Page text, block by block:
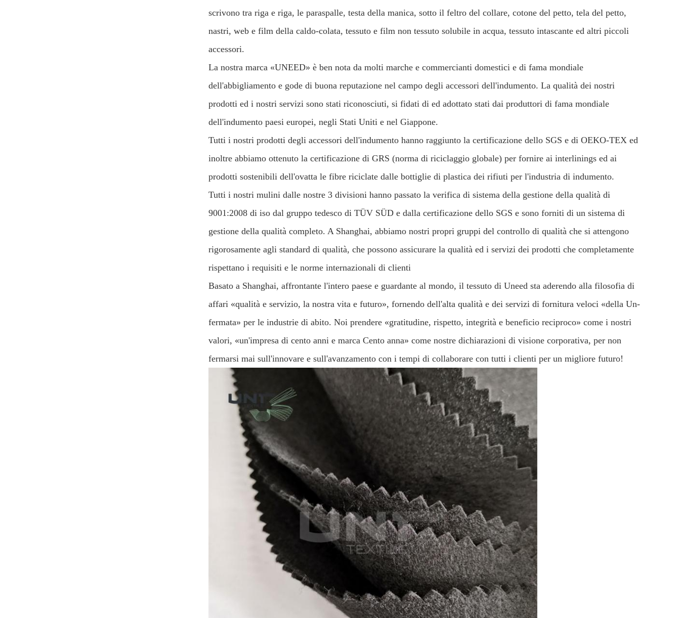
scrivono tra riga e riga, le paraspalle, testa della manica, sotto il feltro del collare, cotone del petto, tela del petto,
nastri, web e film della caldo-colata, tessuto e film non tessuto solubile in acqua, tessuto intascante ed altri piccoli
accessori.
La nostra marca «UNEED» è ben nota da molti marche e commercianti domestici e di fama mondiale
dell'abbigliamento e gode di buona reputazione nel campo degli accessori dell'indumento. La qualità dei nostri
prodotti ed i nostri servizi sono stati riconosciuti, si fidati di ed adottato stati dai produttori di fama mondiale
dell'indumento paesi europei, negli Stati Uniti e nel Giappone.
Tutti i nostri prodotti degli accessori dell'indumento hanno raggiunto la certificazione dello SGS e di OEKO-TEX ed
inoltre abbiamo ottenuto la certificazione di GRS (norma di riciclaggio globale) per fornire ai interlinings ed ai
prodotti sostenibili dell'ovatta le fibre riciclate dalle bottiglie di plastica dei rifiuti per l'industria di indumento.
Tutti i nostri mulini dalle nostre 3 divisioni hanno passato la verifica di sistema della gestione della qualità di
9001:2008 di iso dal gruppo tedesco di TÜV SÜD e dalla certificazione dello SGS e sono forniti di un sistema di
gestione della qualità completo. A Shanghai, abbiamo nostri propri gruppi del controllo di qualità che si attengono
rigorosamente agli standard di qualità, che possono assicurare la qualità ed i servizi dei prodotti che completamente
rispettano i requisiti e le norme internazionali di clienti
Basato a Shanghai, affrontante l'intero paese e guardante al mondo, il tessuto di Uneed sta aderendo alla filosofia di
affari «qualità e servizio, la nostra vita e futuro», fornendo dell'alta qualità e dei servizi di fornitura veloci «della Un-
fermata» per le industrie di abito. Noi prendere «gratitudine, rispetto, integrità e beneficio reciproco» come i nostri
valori, «un'impresa di cento anni e marca Cento anna» come nostre dichiarazioni di visione corporativa, per non
fermarsi mai sull'innovare e sull'avanzamento con i tempi di collaborare con tutti i clienti per un migliore futuro!